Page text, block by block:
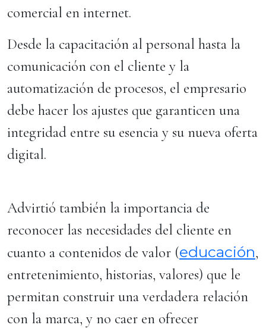
comercial en internet.
Desde la capacitación al personal hasta la
comunicación con el cliente y la
automatización de procesos, el empresario
debe hacer los ajustes que garanticen una
integridad entre su esencia y su nueva oferta
digital.
Advirtió también la importancia de
reconocer las necesidades del cliente en
cuanto a contenidos de valor (educación,
entretenimiento, historias, valores) que le
permitan construir una verdadera relación
con la marca, y no caer en ofrecer